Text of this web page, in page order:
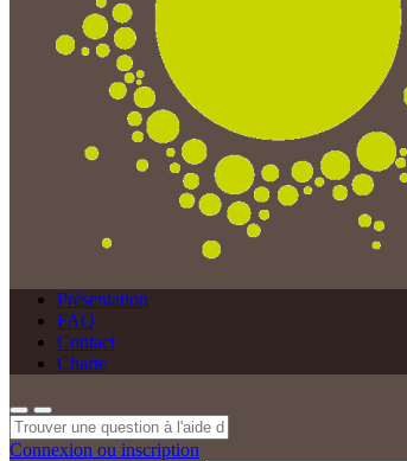
Présentation
FAQ
Contact
Charte
Connexion ou inscription